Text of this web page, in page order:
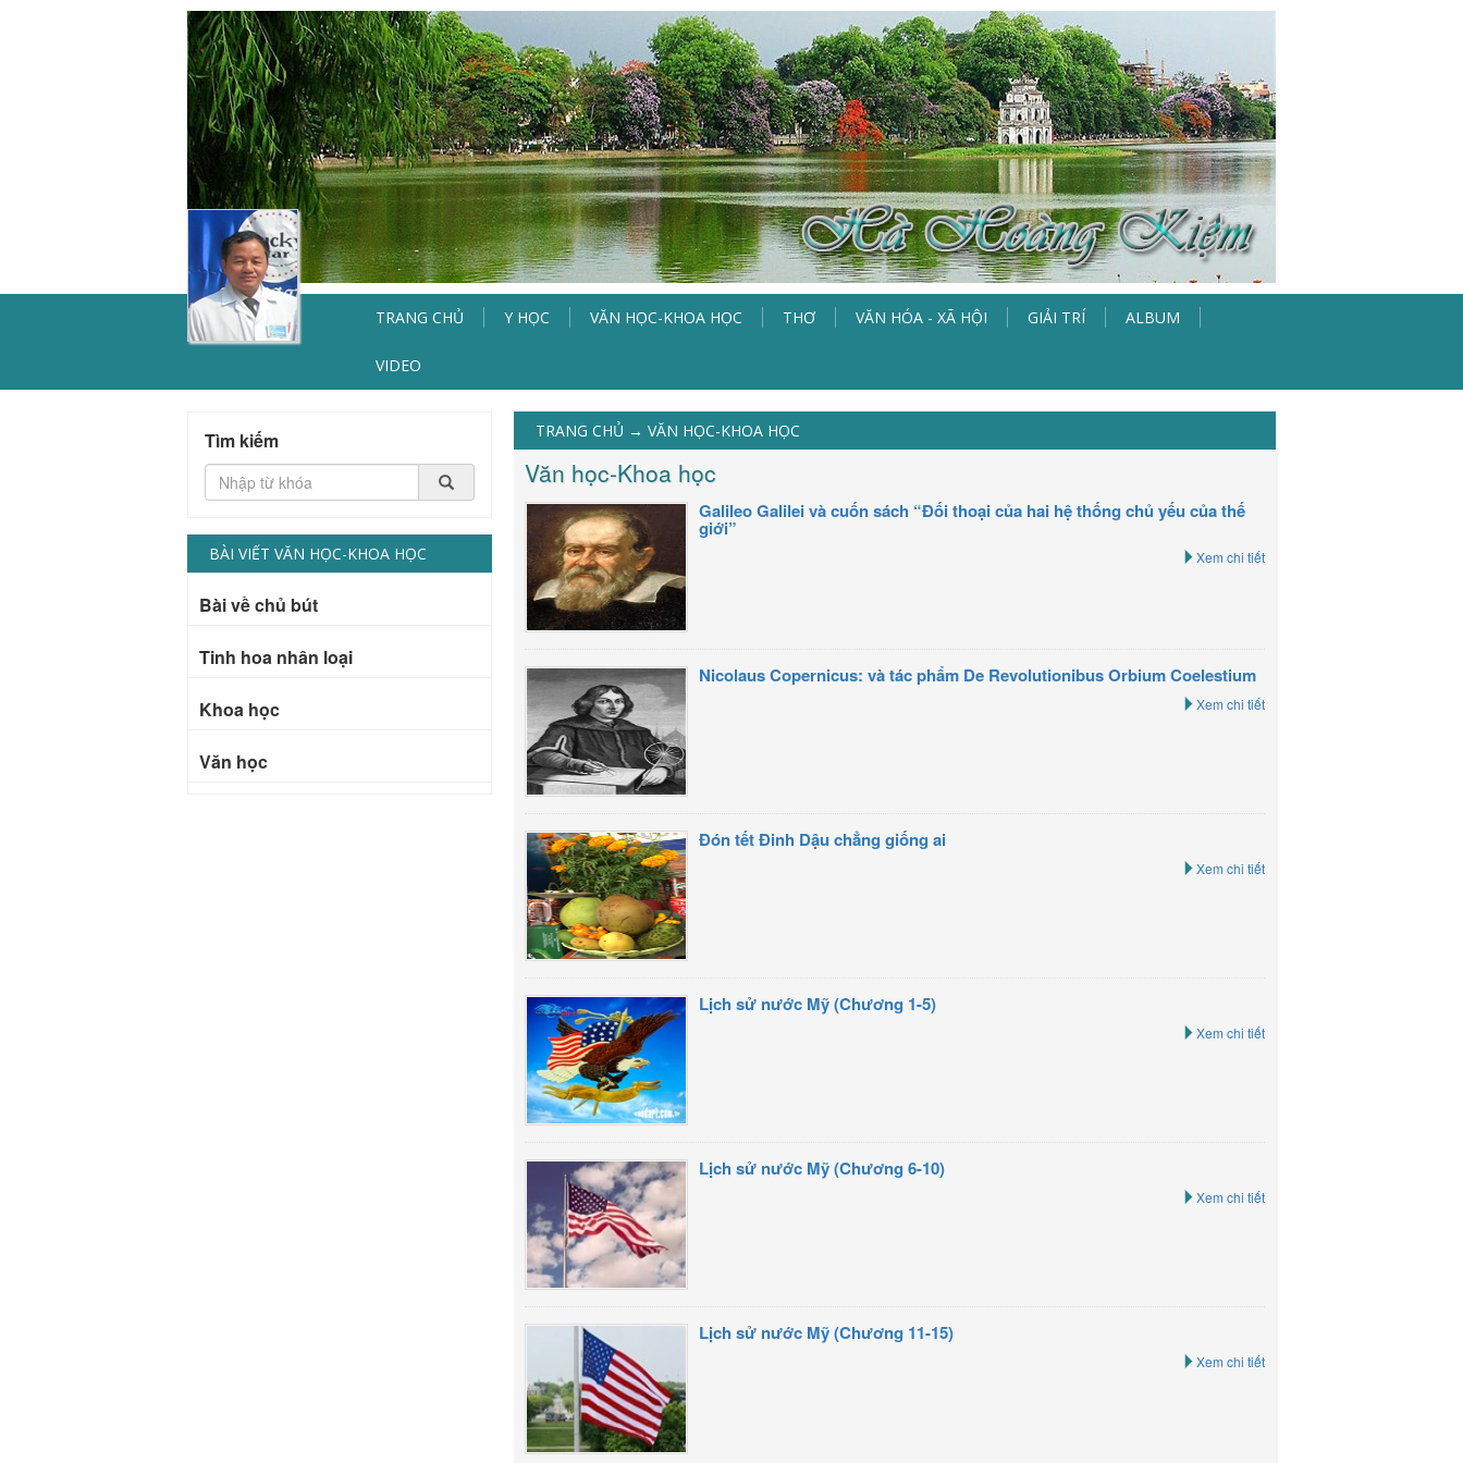
TRANG CHỦ Y HỌC VĂN HỌC-KHOA HỌC THƠ VĂN HÓA - XÃ HỘI GIẢI TRÍ ALBUM
VIDEO
TRANG CHỦ → VĂN HỌC-KHOA HỌC
Văn học-Khoa học
Galileo Galilei và cuốn sách “Đối thoại của hai hệ thống chủ yếu của thế
giới”
Xem chi tiết
Nicolaus Copernicus: và tác phẩm De Revolutionibus Orbium Coelestium
Xem chi tiết
Đón tết Đinh Dậu chẳng giống ai
Xem chi tiết
Lịch sử nước Mỹ (Chương 1-5)
Xem chi tiết
Lịch sử nước Mỹ (Chương 6-10)
Xem chi tiết
Lịch sử nước Mỹ (Chương 11-15)
Xem chi tiết
Tìm kiếm
BÀI VIẾT VĂN HỌC-KHOA HỌC
Bài về chủ bút
Tinh hoa nhân loại
Khoa học
Văn học